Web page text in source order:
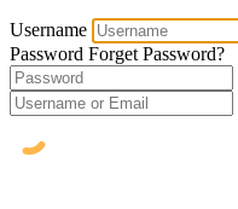
Username
Password Forget Password?